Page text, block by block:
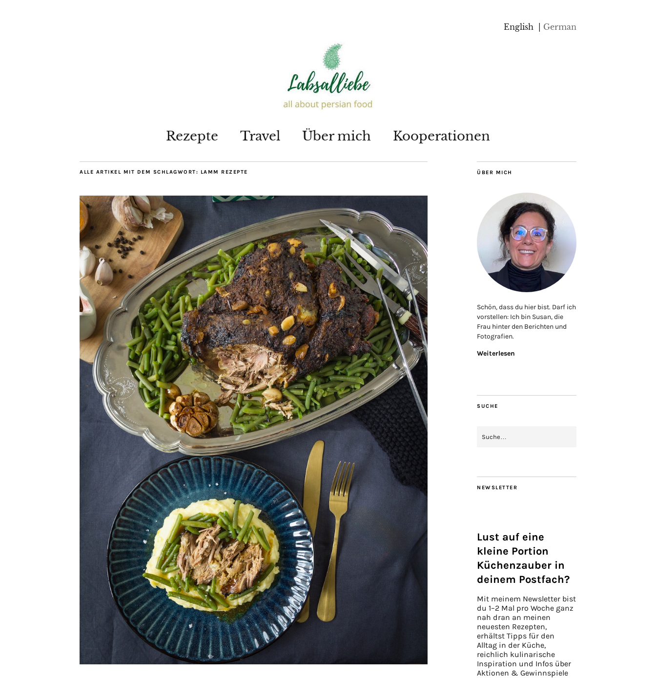
English German
Rezepte Travel Über mich Kooperationen
ALLE ARTIKEL MIT DEM SCHLAGWORT: LAMM REZEPTE ÜBER MICH
Schön, dass du hier bist. Darf ich
vorstellen: Ich bin Susan, die
Frau hinter den Berichten und
Fotografien.
Weiterlesen
SUCHE
NEWSLETTER
Lust auf eine
kleine Portion
Küchenzauber in
deinem Postfach?
Mit meinem Newsletter bist
du 1–2 Mal pro Woche ganz
nah dran an meinen
neuesten Rezepten,
erhältst Tipps für den
Alltag in der Küche,
reichlich kulinarische
Inspiration und Infos über
Aktionen & Gewinnspiele